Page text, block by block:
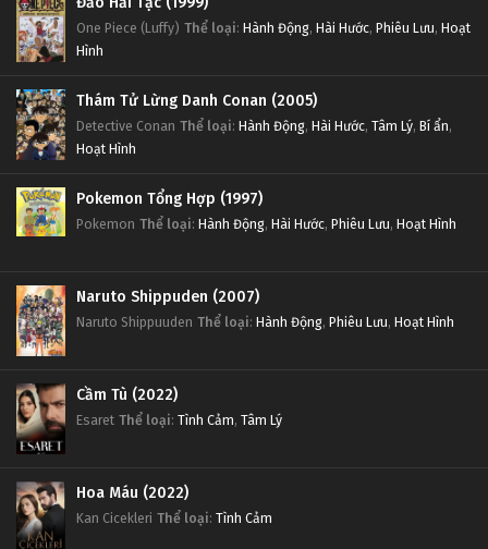
One Piece (Luffy) Thể loại: Hành Động, Hài Hước, Phiêu Lưu, Hoạt
Hình
Thám Tử Lừng Danh Conan (2005)
Detective Conan Thể loại: Hành Động, Hài Hước, Tâm Lý, Bí ẩn,
Hoạt Hình
Pokemon Tổng Hợp (1997)
Pokemon Thể loại: Hành Động, Hài Hước, Phiêu Lưu, Hoạt Hình
Naruto Shippuden (2007)
Naruto Shippuuden Thể loại: Hành Động, Phiêu Lưu, Hoạt Hình
Cầm Tù (2022)
Esaret Thể loại: Tình Cảm, Tâm Lý
Hoa Máu (2022)
Kan Cicekleri Thể loại: Tình Cảm